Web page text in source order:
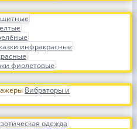
инфракрасные
фиолетовые
Вибраторы и
одежда